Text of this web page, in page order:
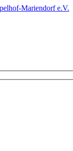
Mariendorf e.V.